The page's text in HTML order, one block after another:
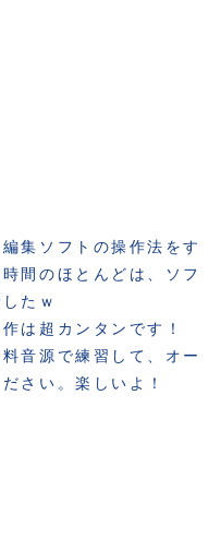
集ソフトの操作法をす
間のほとんどは、ソフ
したｗ
作は超カンタンです！
音源で練習して、オー
さい。楽しいよ！